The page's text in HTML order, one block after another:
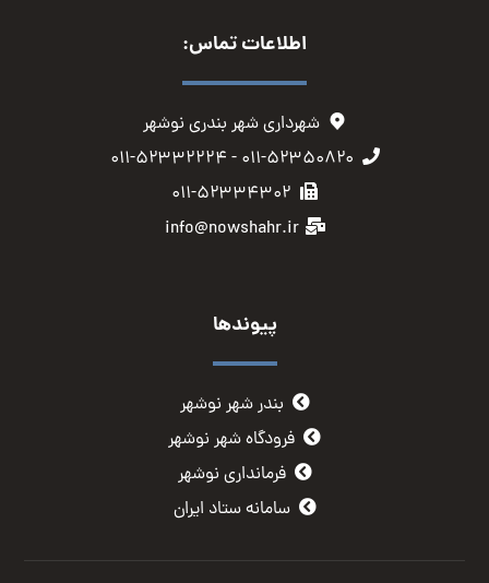
اطلاعات تماس:
شهرداری شهر بندری نوشهر
۰۱۱-۵۲۳۵۰۸۲۰ - ۰۱۱-۵۲۳۳۲۲۲۴
۰۱۱-۵۲۳۳۴۳۰۲
info@nowshahr.ir
پیوندها
بندر شهر نوشهر
فرودگاه شهر نوشهر
فرمانداری نوشهر
سامانه ستاد ایران